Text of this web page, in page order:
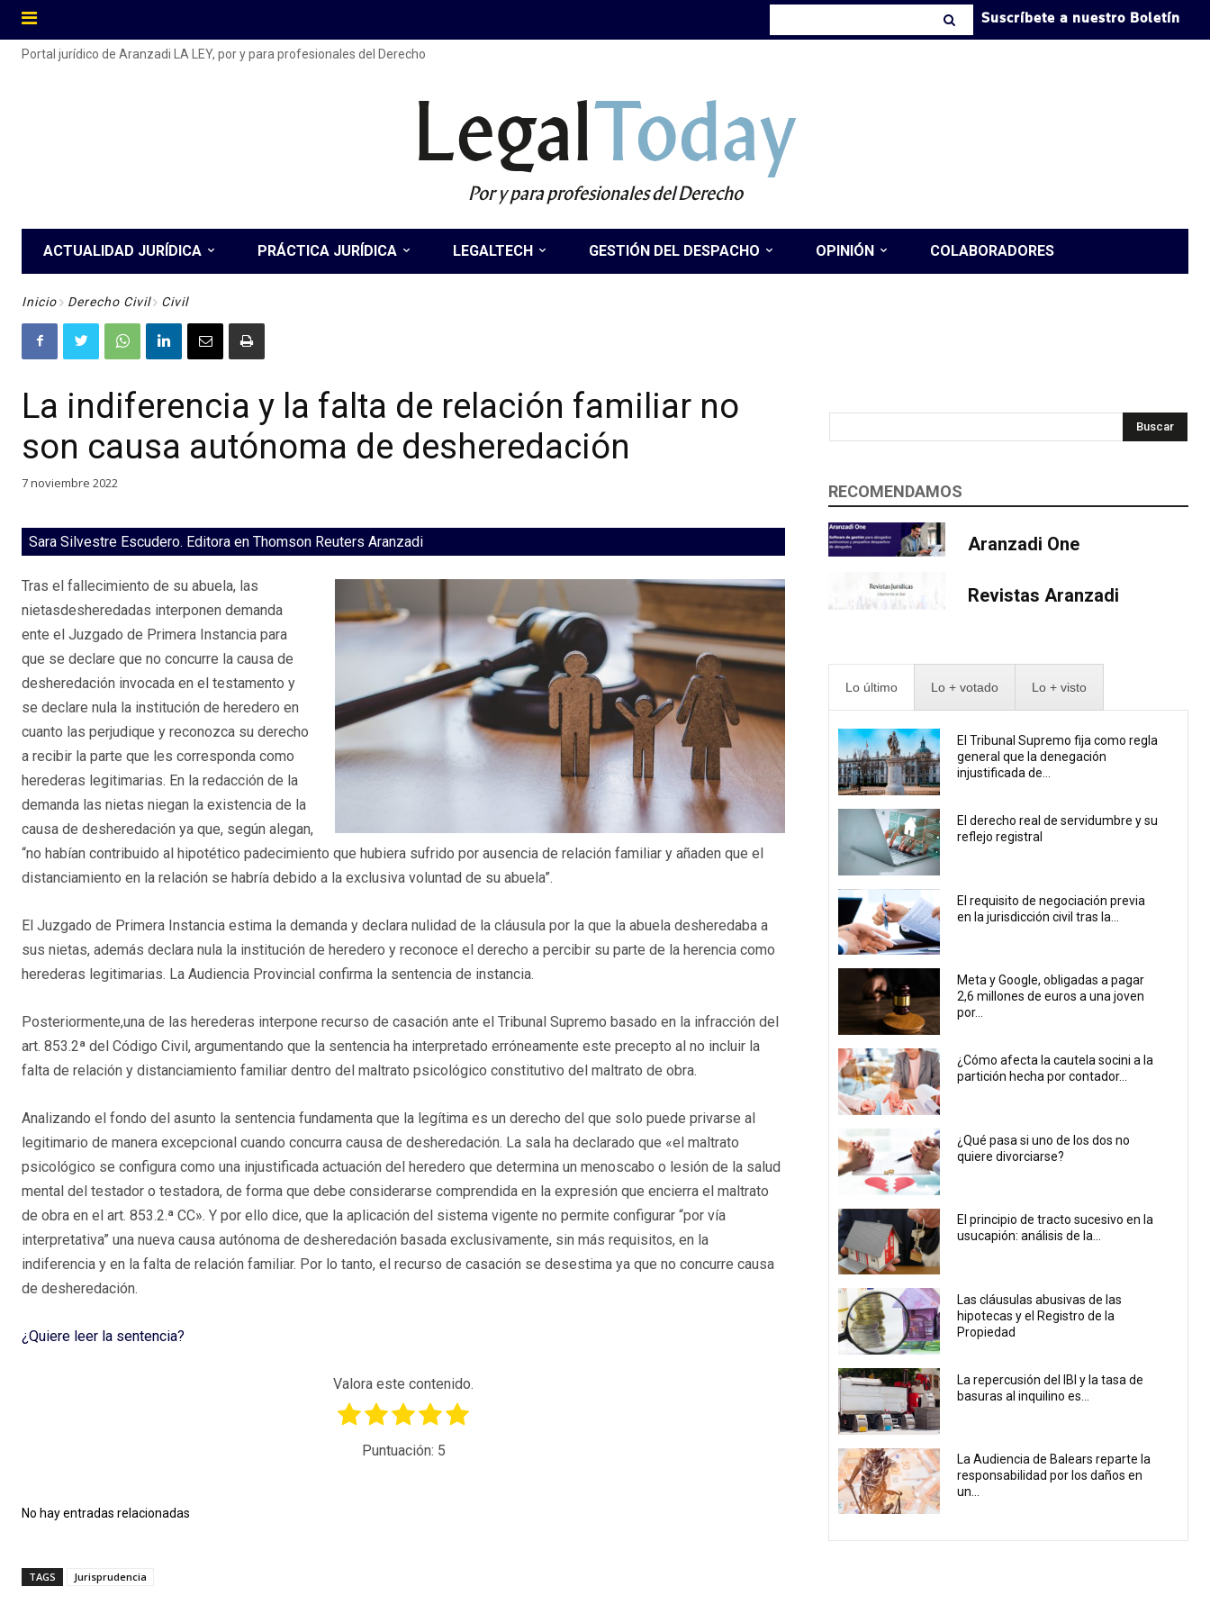
Suscríbete a nuestro Boletín
Portal jurídico de Aranzadi LA LEY, por y para profesionales del Derecho
LegalToday
Por y para profesionales del Derecho
ACTUALIDAD JURÍDICA PRÁCTICA JURÍDICA LEGALTECH GESTIÓN DEL DESPACHO OPINIÓN COLABORADORES
Inicio Derecho Civil Civil
La indiferencia y la falta de relación familiar no
son causa autónoma de desheredación
7 noviembre 2022
Sara Silvestre Escudero. Editora en Thomson Reuters Aranzadi
Tras el fallecimiento de su abuela, las
nietasdesheredadas interponen demanda
ente el Juzgado de Primera Instancia para
que se declare que no concurre la causa de
desheredación invocada en el testamento y
se declare nula la institución de heredero en
cuanto las perjudique y reconozca su derecho
a recibir la parte que les corresponda como
herederas legitimarias. En la redacción de la
demanda las nietas niegan la existencia de la
causa de desheredación ya que, según alegan,
“no habían contribuido al hipotético padecimiento que hubiera sufrido por ausencia de relación familiar y añaden que el
distanciamiento en la relación se habría debido a la exclusiva voluntad de su abuela”.
El Juzgado de Primera Instancia estima la demanda y declara nulidad de la cláusula por la que la abuela desheredaba a
sus nietas, además declara nula la institución de heredero y reconoce el derecho a percibir su parte de la herencia como
herederas legitimarias. La Audiencia Provincial confirma la sentencia de instancia.
Posteriormente,una de las herederas interpone recurso de casación ante el Tribunal Supremo basado en la infracción del
art. 853.2ª del Código Civil, argumentando que la sentencia ha interpretado erróneamente este precepto al no incluir la
falta de relación y distanciamiento familiar dentro del maltrato psicológico constitutivo del maltrato de obra.
Analizando el fondo del asunto la sentencia fundamenta que la legítima es un derecho del que solo puede privarse al
legitimario de manera excepcional cuando concurra causa de desheredación. La sala ha declarado que «el maltrato
psicológico se configura como una injustificada actuación del heredero que determina un menoscabo o lesión de la salud
mental del testador o testadora, de forma que debe considerarse comprendida en la expresión que encierra el maltrato
de obra en el art. 853.2.ª CC». Y por ello dice, que la aplicación del sistema vigente no permite configurar “por vía
interpretativa” una nueva causa autónoma de desheredación basada exclusivamente, sin más requisitos, en la
indiferencia y en la falta de relación familiar. Por lo tanto, el recurso de casación se desestima ya que no concurre causa
de desheredación.
¿Quiere leer la sentencia?
Valora este contenido.
Puntuación: 5
No hay entradas relacionadas
TAGS Jurisprudencia
Buscar
RECOMENDAMOS
Aranzadi One
Revistas Aranzadi
Lo último Lo + votado Lo + visto
El Tribunal Supremo fija como regla
general que la denegación
injustificada de...
El derecho real de servidumbre y su
reflejo registral
El requisito de negociación previa
en la jurisdicción civil tras la...
Meta y Google, obligadas a pagar
2,6 millones de euros a una joven
por...
¿Cómo afecta la cautela socini a la
partición hecha por contador...
¿Qué pasa si uno de los dos no
quiere divorciarse?
El principio de tracto sucesivo en la
usucapión: análisis de la...
Las cláusulas abusivas de las
hipotecas y el Registro de la
Propiedad
La repercusión del IBI y la tasa de
basuras al inquilino es...
La Audiencia de Balears reparte la
responsabilidad por los daños en
un...